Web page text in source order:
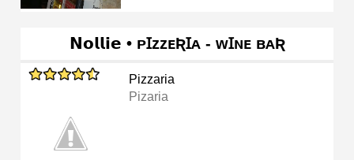
𝗡𝗼𝗹𝗹𝗶𝗲 • ᴘꞮᴢᴢᴇƦꞮᴀ - ᴡꞮɴᴇ ʙᴀƦ
Pizzaria
Pizaria